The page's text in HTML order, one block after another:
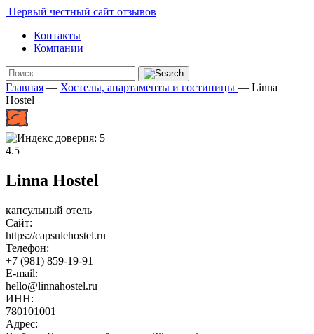
Первый честный сайт отзывов
Контакты
Компании
Главная — Хостелы, апартаменты и гостиницы — Linna
Hostel
4.5
Linna Hostel
капсульный отель
Сайт:
https://capsulehostel.ru
Телефон:
+7 (981) 859-19-91
E-mail:
hello@linnahostel.ru
ИНН:
780101001
Адрес: